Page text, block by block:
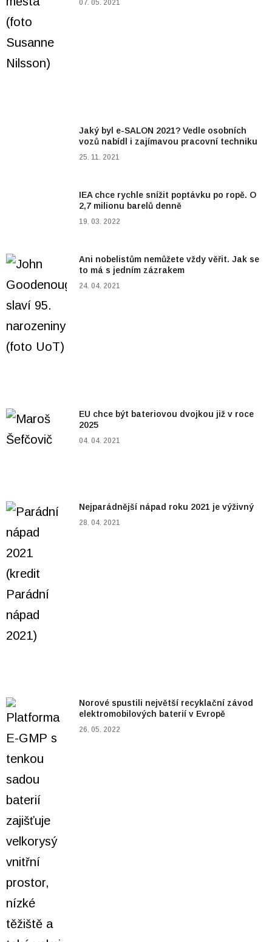
07. 05. 2021
Jaký byl e-SALON 2021? Vedle osobních
vozů nabídl i zajímavou pracovní techniku
25. 11. 2021
IEA chce rychle snížit poptávku po ropě. O
2,7 milionu barelů denně
19. 03. 2022
Ani nobelistům nemůžete vždy věřit. Jak se
to má s jedním zázrakem
24. 04. 2021
EU chce být bateriovou dvojkou již v roce
2025
04. 04. 2021
Nejparádnější nápad roku 2021 je výživný
28. 04. 2021
Norové spustili největší recyklační závod
elektromobilových baterií v Evropě
26. 05. 2022